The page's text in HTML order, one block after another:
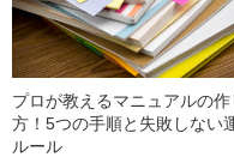
プロが教えるマニュアルの作
方！5つの手順と失敗しない
ルール